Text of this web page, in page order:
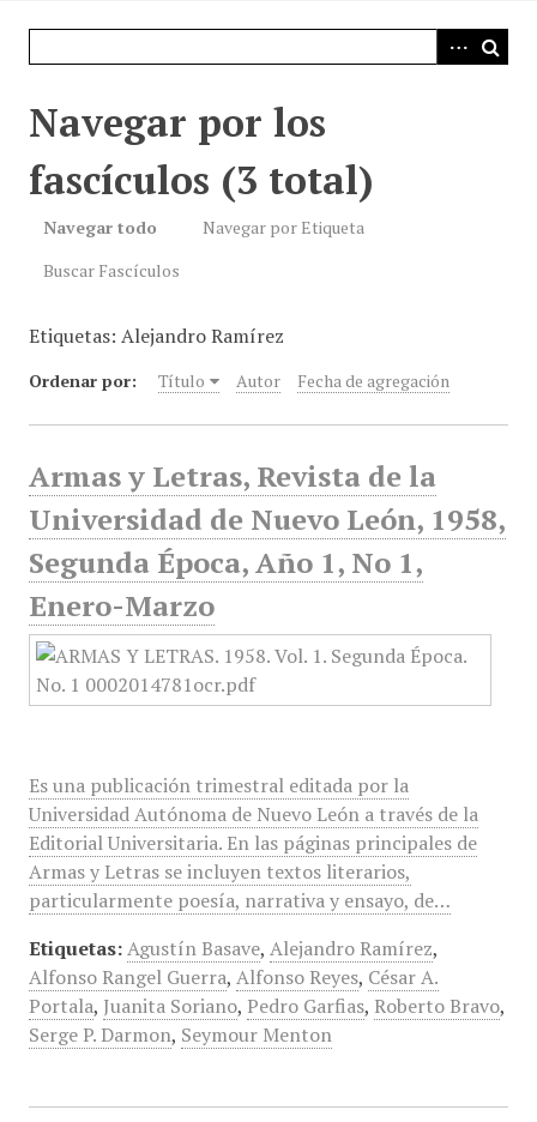
Navegar por los
fascículos (3 total)
Navegar todo
Navegar por Etiqueta
Buscar Fascículos
Etiquetas: Alejandro Ramírez
Ordenar por: Título Autor Fecha de agregación
Armas y Letras, Revista de la
Universidad de Nuevo León, 1958,
Segunda Época, Año 1, No 1,
Enero-Marzo
Es una publicación trimestral editada por la
Universidad Autónoma de Nuevo León a través de la
Editorial Universitaria. En las páginas principales de
Armas y Letras se incluyen textos literarios,
particularmente poesía, narrativa y ensayo, de…
Etiquetas: Agustín Basave, Alejandro Ramírez,
Alfonso Rangel Guerra, Alfonso Reyes, César A.
Portala, Juanita Soriano, Pedro Garfias, Roberto Bravo,
Serge P. Darmon, Seymour Menton